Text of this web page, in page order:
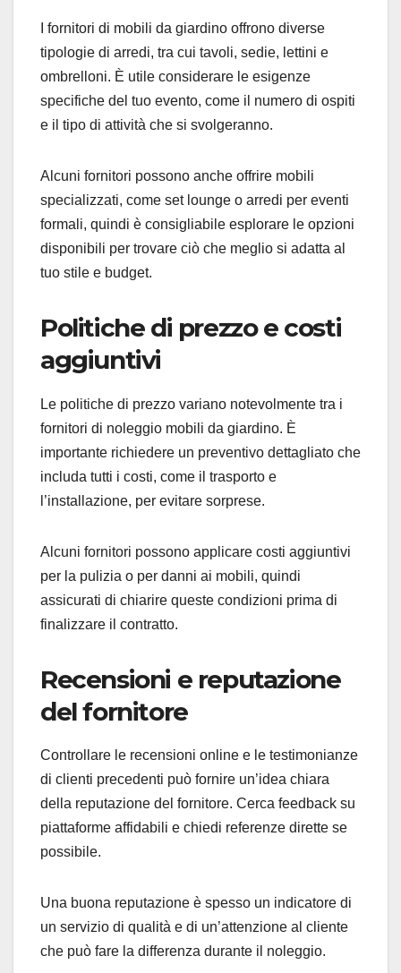
I fornitori di mobili da giardino offrono diverse
tipologie di arredi, tra cui tavoli, sedie, lettini e
ombrelloni. È utile considerare le esigenze
specifiche del tuo evento, come il numero di ospiti
e il tipo di attività che si svolgeranno.
Alcuni fornitori possono anche offrire mobili
specializzati, come set lounge o arredi per eventi
formali, quindi è consigliabile esplorare le opzioni
disponibili per trovare ciò che meglio si adatta al
tuo stile e budget.
Politiche di prezzo e costi
aggiuntivi
Le politiche di prezzo variano notevolmente tra i
fornitori di noleggio mobili da giardino. È
importante richiedere un preventivo dettagliato che
includa tutti i costi, come il trasporto e
l’installazione, per evitare sorprese.
Alcuni fornitori possono applicare costi aggiuntivi
per la pulizia o per danni ai mobili, quindi
assicurati di chiarire queste condizioni prima di
finalizzare il contratto.
Recensioni e reputazione
del fornitore
Controllare le recensioni online e le testimonianze
di clienti precedenti può fornire un’idea chiara
della reputazione del fornitore. Cerca feedback su
piattaforme affidabili e chiedi referenze dirette se
possibile.
Una buona reputazione è spesso un indicatore di
un servizio di qualità e di un’attenzione al cliente
che può fare la differenza durante il noleggio.